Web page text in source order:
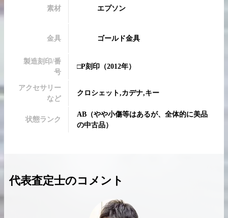
高く売るためのポイントを徹底解説
素材 エプソン
金具 ゴールド金具
製造刻印/番
号
□P刻印 （2012年）
アクセサリー
など
クロシェット,カデナ,キー
状態ランク
AB （やや小傷等はあるが、全体的に美品
の中古品）
代表査定士のコメント